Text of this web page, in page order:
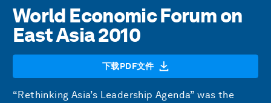
World Economic Forum on
East Asia 2010
下载PDF文件
“Rethinking Asia’s Leadership Agenda” was the